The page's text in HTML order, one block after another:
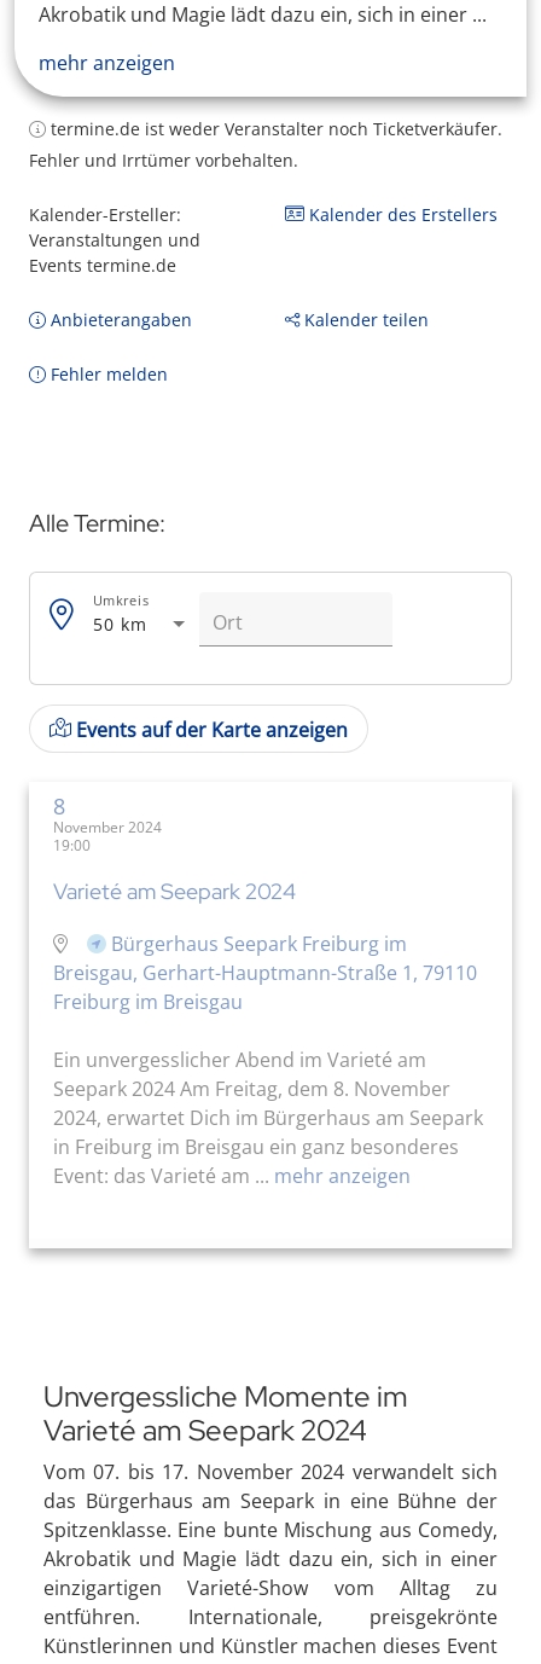
Akrobatik und Magie lädt dazu ein, sich in einer ...
mehr anzeigen
termine.de ist weder Veranstalter noch Ticketverkäufer.
Fehler und Irrtümer vorbehalten.
Kalender-Ersteller:
Veranstaltungen und
Events termine.de
Kalender des Erstellers
Anbieterangaben Kalender teilen
Fehler melden
Alle Termine:
50 km
Umkreis
Events auf der Karte anzeigen
8
November 2024
19:00
Varieté am Seepark 2024
Bürgerhaus Seepark Freiburg im
Breisgau, Gerhart-Hauptmann-Straße 1, 79110
Freiburg im Breisgau
Ein unvergesslicher Abend im Varieté am
Seepark 2024 Am Freitag, dem 8. November
2024, erwartet Dich im Bürgerhaus am Seepark
in Freiburg im Breisgau ein ganz besonderes
Event: das Varieté am ... mehr anzeigen
Unvergessliche Momente im
Varieté am Seepark 2024
Vom 07. bis 17. November 2024 verwandelt sich
das Bürgerhaus am Seepark in eine Bühne der
Spitzenklasse. Eine bunte Mischung aus Comedy,
Akrobatik und Magie lädt dazu ein, sich in einer
einzigartigen Varieté-Show vom Alltag zu
entführen. Internationale, preisgekrönte
Künstlerinnen und Künstler machen dieses Event